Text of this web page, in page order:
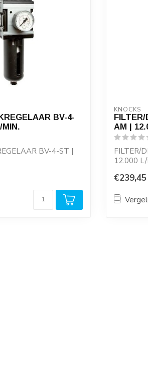
BV-4-
BV-4-ST |
KNOCKS
FILTER/
AM |
FILTER/
12.000
€239,45